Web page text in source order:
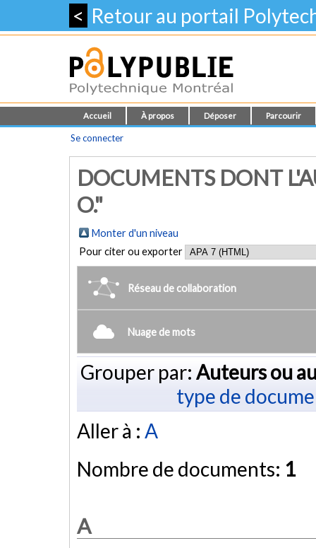
< Retour au portail
Accueil À propos Déposer Parcourir
Se connecter
DOCUMENTS DONT
O."
Monter d'un niveau
Pour citer ou exporter
Réseau de collaboration
Nuage de mots
Grouper par: Auteurs ou
type de
Aller à : A
Nombre de documents: 1
A